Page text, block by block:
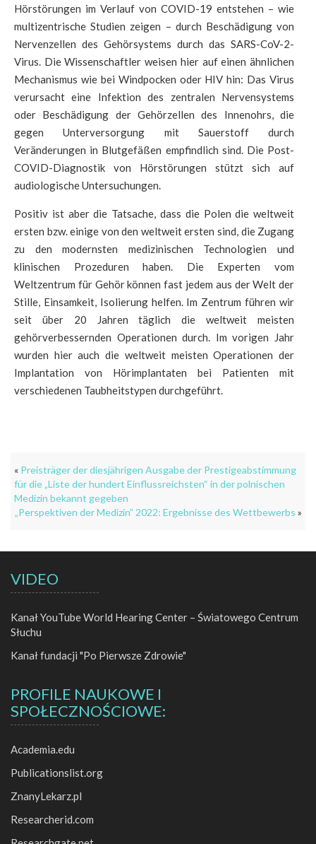
Hörstörungen im Verlauf von COVID-19 entstehen – wie
multizentrische Studien zeigen – durch Beschädigung von
Nervenzellen des Gehörsystems durch das SARS-CoV-2-
Virus. Die Wissenschaftler weisen hier auf einen ähnlichen
Mechanismus wie bei Windpocken oder HIV hin: Das Virus
verursacht eine Infektion des zentralen Nervensystems
oder Beschädigung der Gehörzellen des Innenohrs, die
gegen Unterversorgung mit Sauerstoff durch
Veränderungen in Blutgefäßen empfindlich sind. Die Post-
COVID-Diagnostik von Hörstörungen stützt sich auf
audiologische Untersuchungen.
Positiv ist aber die Tatsache, dass die Polen die weltweit
ersten bzw. einige von den weltweit ersten sind, die Zugang
zu den modernsten medizinischen Technologien und
klinischen Prozeduren haben. Die Experten vom
Weltzentrum für Gehör können fast jedem aus der Welt der
Stille, Einsamkeit, Isolierung helfen. Im Zentrum führen wir
seit über 20 Jahren täglich die weltweit meisten
gehörverbessernden Operationen durch. Im vorigen Jahr
wurden hier auch die weltweit meisten Operationen der
Implantation von Hörimplantaten bei Patienten mit
verschiedenen Taubheitstypen durchgeführt.
« Preisträger der diesjährigen Ausgabe der Prestigeabstimmung
für die „Liste der hundert Einflussreichsten“ in der polnischen
Medizin bekannt gegeben
„Perspektiven der Medizin” 2022: Ergebnisse des Wettbewerbs »
VIDEO
Kanał YouTube World Hearing Center – Światowego Centrum
Słuchu
Kanał fundacji "Po Pierwsze Zdrowie"
PROFILE NAUKOWE I
SPOŁECZNOŚCIOWE:
Academia.edu
Publicationslist.org
ZnanyLekarz.pl
Researcherid.com